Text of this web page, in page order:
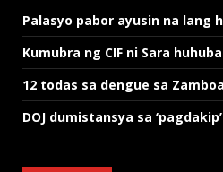
Palasyo pabor ayusin na lang
Kumubra ng CIF ni Sara
12 todas sa dengue sa
DOJ dumistansya sa